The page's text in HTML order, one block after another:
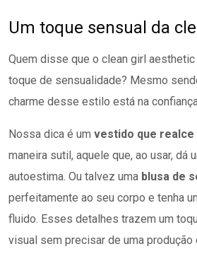
Um toque sensual da
Quem disse que o clean girl
toque de sensualidade? Mesmo
charme desse estilo está na
Nossa dica é um vestido que realce
maneira sutil, aquele que, ao usar, dá
autoestima. Ou talvez uma blusa de
perfeitamente ao seu corpo e tenha
fluido. Esses detalhes trazem um
visual sem precisar de uma produção